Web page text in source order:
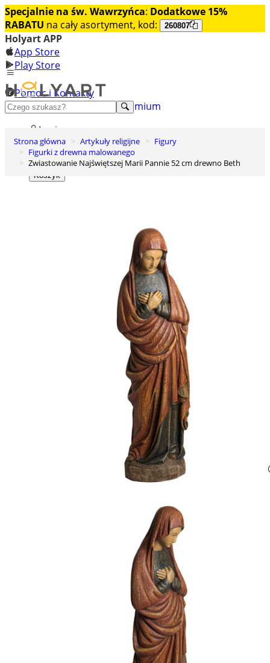
Specjalnie na św. Wawrzyńca: Dodatkowe 15%
RABATU na cały asortyment, kod: 260807
Holyart APP
App Store
Play Store
Pomoc i Kontakty
+48 222 922 860
Odkryj premium
Login
Lista życzeń
0
Koszyk
Strona główna Artykuły religijne
Figury
Figurki z drewna malowanego
Zwiastowanie Najświętszej Marii Pannie 52 cm drewno Beth